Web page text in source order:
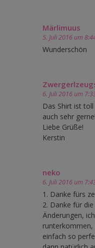
Märlimuus
5. Juli 2016 um
Wunderschön
6. Juli 2016 um
Das Shirt ist
auch sehr gerne!
Liebe Grüße!
Kerstin
neko
6. Juli 2016 um
1. Danke fürs
2. Danke für
Änderungen,
runterkommen,
einfach so